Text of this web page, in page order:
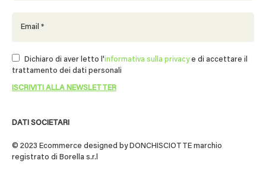
DATI SOCIETARI
© 2023 Ecommerce designed by DONCHISCIOTTE marchio
registrato di Borella s.r.l
Dichiaro di aver letto l'informativa sulla privacye di accettare il
trattamento dei dati personali